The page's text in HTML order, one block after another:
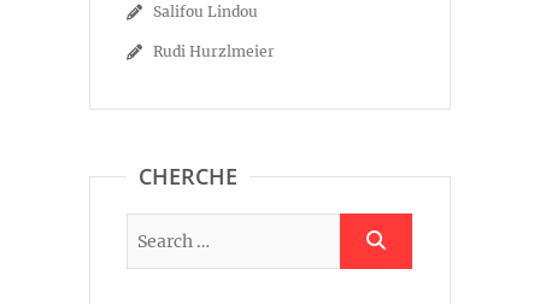
Salifou Lindou
Rudi Hurzlmeier
CHERCHE